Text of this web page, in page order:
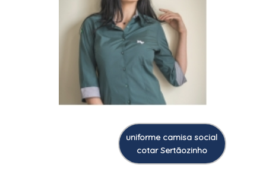
uniforme camisa social
cotar Sertãozinho